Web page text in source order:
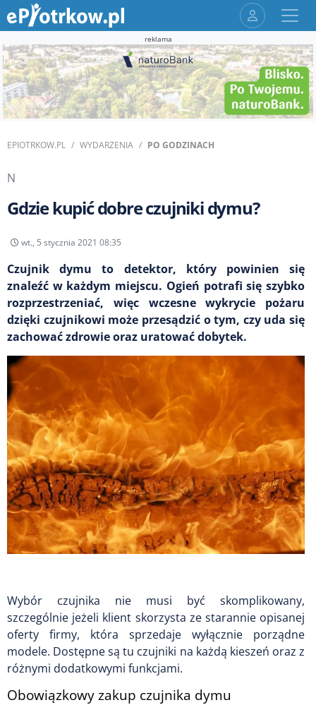
reklama
EPIOTRKOW.PL WYDARZENIA PO GODZINACH
N
Gdzie kupić dobre czujniki dymu?
wt., 5 stycznia 2021 08:35
Czujnik dymu to detektor, który powinien się
znaleźć w każdym miejscu. Ogień potrafi się szybko
rozprzestrzeniać, więc wczesne wykrycie pożaru
dzięki czujnikowi może przesądzić o tym, czy uda się
zachować zdrowie oraz uratować dobytek.
Wybór czujnika nie musi być skomplikowany,
szczególnie jeżeli klient skorzysta ze starannie opisanej
oferty firmy, która sprzedaje wyłącznie porządne
modele. Dostępne są tu czujniki na każdą kieszeń oraz z
różnymi dodatkowymi funkcjami.
Obowiązkowy zakup czujnika dymu